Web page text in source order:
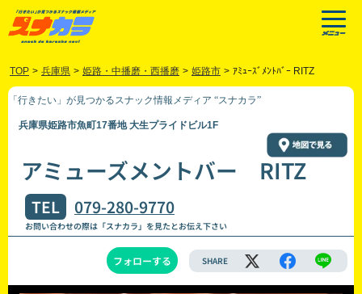
TOP > 兵庫県 > 姫路・中播磨・西播磨 > 姫路市 > ｱﾐｭｰｽﾞﾒﾝﾄﾊﾞｰ RITZ
「行きたい」が見つかるスナック情報メディア “スナカラ”
兵庫県姫路市魚町17番地 大生プライドビル1F
アミューズメントバー RITZ
TEL 079-280-9770
お問い合わせの際は「スナカラ」を見たとお伝え下さい
フォローする SHARE